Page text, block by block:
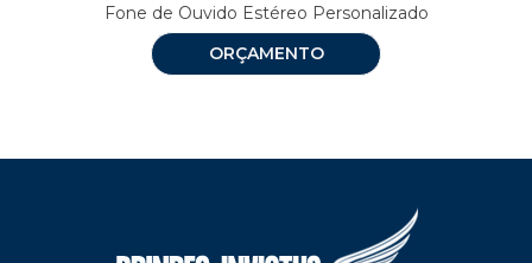
Fone de Ouvido Estéreo Personalizado
ORÇAMENTO